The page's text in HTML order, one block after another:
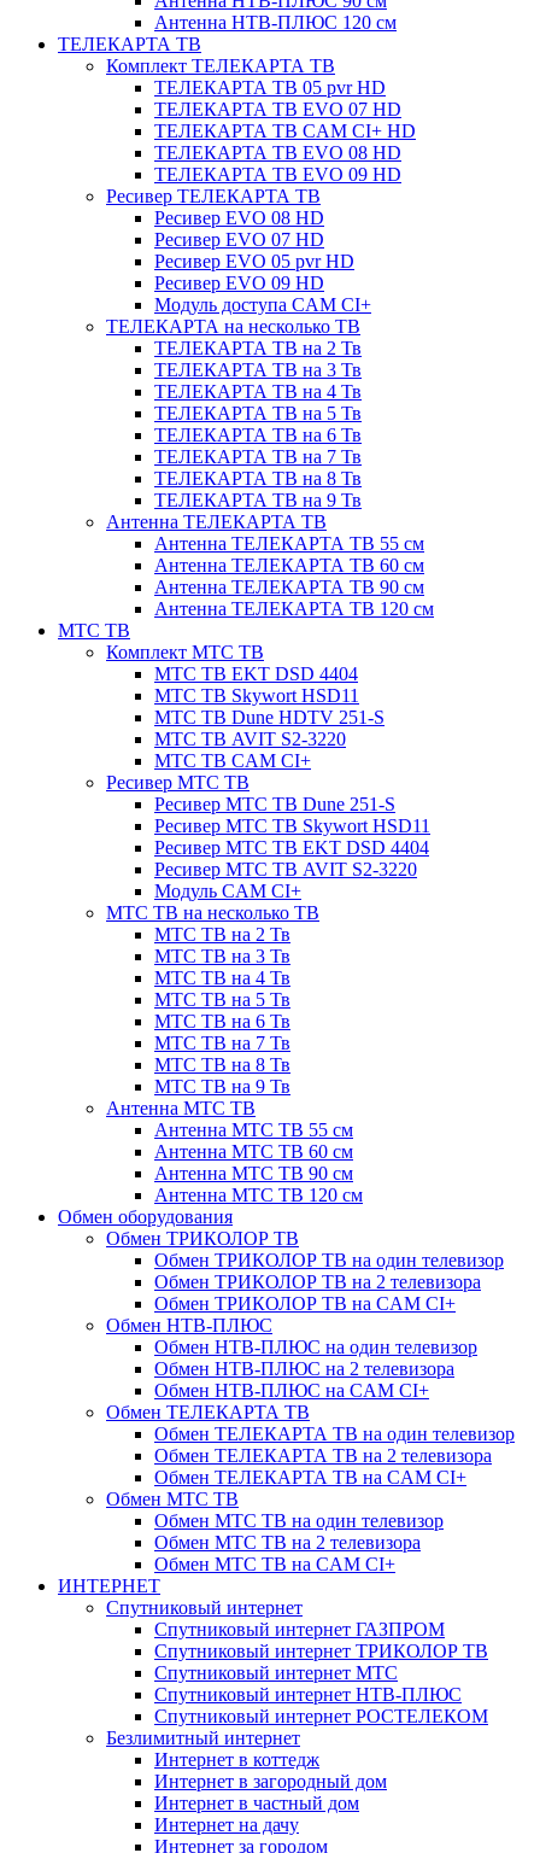
Антенна НТВ-ПЛЮС 120 см
ТЕЛЕКАРТА ТВ
Комплект ТЕЛЕКАРТА ТВ
ТЕЛЕКАРТА ТВ 05 pvr HD
ТЕЛЕКАРТА ТВ EVO 07 HD
ТЕЛЕКАРТА ТВ CAM CI+ HD
ТЕЛЕКАРТА ТВ EVO 08 HD
ТЕЛЕКАРТА ТВ EVO 09 HD
Ресивер ТЕЛЕКАРТА ТВ
Ресивер EVO 08 HD
Ресивер EVO 07 HD
Ресивер EVO 05 pvr HD
Ресивер EVO 09 HD
Модуль доступа CAM CI+
ТЕЛЕКАРТА на несколько ТВ
ТЕЛЕКАРТА ТВ на 2 Тв
ТЕЛЕКАРТА ТВ на 3 Тв
ТЕЛЕКАРТА ТВ на 4 Тв
ТЕЛЕКАРТА ТВ на 5 Тв
ТЕЛЕКАРТА ТВ на 6 Тв
ТЕЛЕКАРТА ТВ на 7 Тв
ТЕЛЕКАРТА ТВ на 8 Тв
ТЕЛЕКАРТА ТВ на 9 Тв
Антенна ТЕЛЕКАРТА ТВ
Антенна ТЕЛЕКАРТА ТВ 55 см
Антенна ТЕЛЕКАРТА ТВ 60 см
Антенна ТЕЛЕКАРТА ТВ 90 см
Антенна ТЕЛЕКАРТА ТВ 120 см
МТС ТВ
Комплект МТС ТВ
МТС ТВ EKT DSD 4404
МТС ТВ Skywort HSD11
МТС ТВ Dune HDTV 251-S
МТС ТВ AVIT S2-3220
МТС ТВ CAM CI+
Ресивер МТС ТВ
Ресивер МТС ТВ Dune 251-S
Ресивер МТС ТВ Skywort HSD11
Ресивер МТС ТВ EKT DSD 4404
Ресивер МТС ТВ AVIT S2-3220
Модуль CAM CI+
МТС ТВ на несколько ТВ
МТС ТВ на 2 Тв
МТС ТВ на 3 Тв
МТС ТВ на 4 Тв
МТС ТВ на 5 Тв
МТС ТВ на 6 Тв
МТС ТВ на 7 Тв
МТС ТВ на 8 Тв
МТС ТВ на 9 Тв
Антенна МТС ТВ
Антенна МТС ТВ 55 см
Антенна МТС ТВ 60 см
Антенна МТС ТВ 90 см
Антенна МТС ТВ 120 см
Обмен оборудования
Обмен ТРИКОЛОР ТВ
Обмен ТРИКОЛОР ТВ на один телевизор
Обмен ТРИКОЛОР ТВ на 2 телевизора
Обмен ТРИКОЛОР ТВ на CAM CI+
Обмен НТВ-ПЛЮС
Обмен НТВ-ПЛЮС на один телевизор
Обмен НТВ-ПЛЮС на 2 телевизора
Обмен НТВ-ПЛЮС на CAM CI+
Обмен ТЕЛЕКАРТА ТВ
Обмен ТЕЛЕКАРТА ТВ на один телевизор
Обмен ТЕЛЕКАРТА ТВ на 2 телевизора
Обмен ТЕЛЕКАРТА ТВ на CAM CI+
Обмен МТС ТВ
Обмен МТС ТВ на один телевизор
Обмен МТС ТВ на 2 телевизора
Обмен МТС ТВ на CAM CI+
ИНТЕРНЕТ
Спутниковый интернет
Спутниковый интернет ГАЗПРОМ
Спутниковый интернет ТРИКОЛОР ТВ
Спутниковый интернет МТС
Спутниковый интернет НТВ-ПЛЮС
Спутниковый интернет РОСТЕЛЕКОМ
Безлимитный интернет
Интернет в коттедж
Интернет в загородный дом
Интернет в частный дом
Интернет на дачу
Интернет за городом